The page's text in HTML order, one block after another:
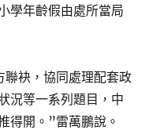
學年齡假由處所當局
袂，協同處理配套政
況等一系列題目，中
得開。”雷萬鵬說。